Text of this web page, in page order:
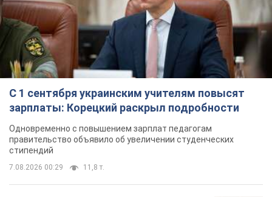
С 1 сентября украинским учителям повысят
зарплаты: Корецкий раскрыл подробности
Одновременно с повышением зарплат педагогам
правительство объявило об увеличении студенческих
стипендий
7.08.2026 00:29 11,8 т.